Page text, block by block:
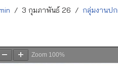
3 กุมภาพันธ์ 26 กลุ่มงานป
Zoom 100%